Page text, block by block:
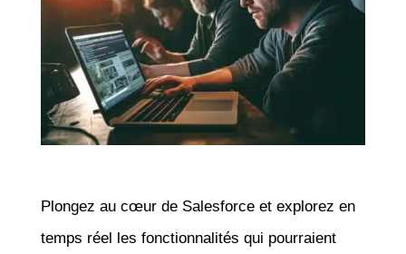
Plongez au cœur de Salesforce et explorez en
temps réel les fonctionnalités qui pourraient